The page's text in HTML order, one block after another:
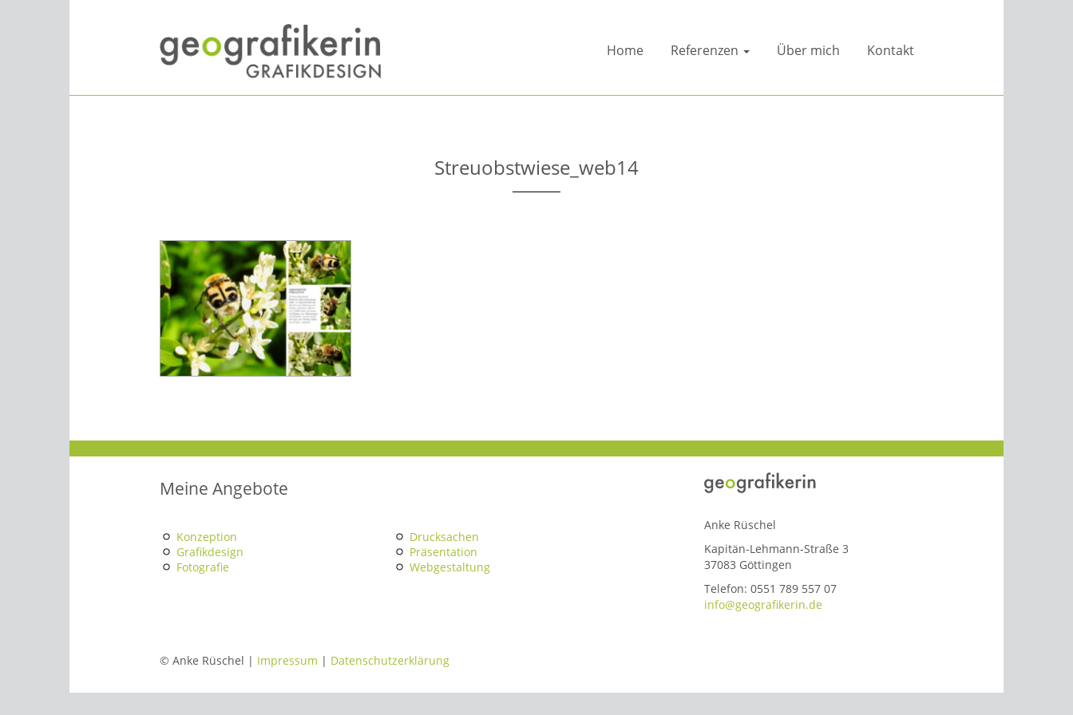
Home Referenzen Über mich Kontakt
Streuobstwiese_web14
Meine Angebote
Konzeption
Grafikdesign
Fotografie
Drucksachen
Präsentation
Webgestaltung
Anke Rüschel
Kapitän-Lehmann-Straße 3
37083 Göttingen
Telefon: 0551 789 557 07
info@geografikerin.de
© Anke Rüschel | Impressum | Datenschutzerklärung